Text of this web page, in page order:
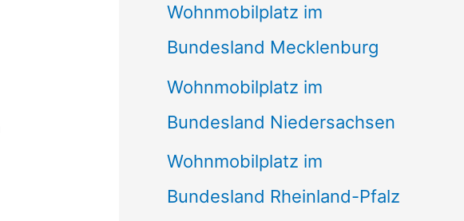
Wohnmobilplatz im
Bundesland Mecklenburg
Wohnmobilplatz im
Bundesland Niedersachsen
Wohnmobilplatz im
Bundesland Rheinland-Pfalz